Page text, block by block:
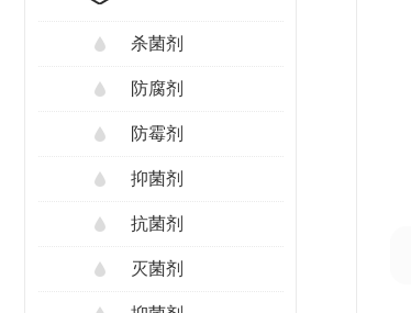
杀菌剂
防腐剂
防霉剂
抑菌剂
抗菌剂
灭菌剂